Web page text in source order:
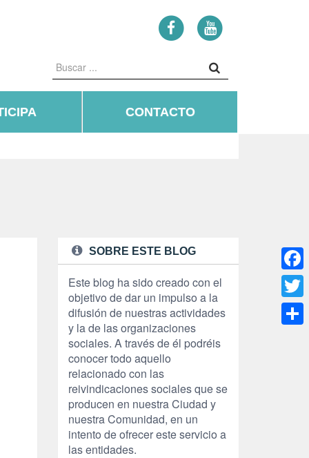
CONTACTO
SOBRE ESTE BLOG
Este blog ha sido creado con el
objetivo de dar un impulso a la
difusión de nuestras actividades
y la de las organizaciones
sociales. A través de él podréis
conocer todo aquello
relacionado con las
reivindicaciones sociales que se
producen en nuestra Ciudad y
nuestra Comunidad, en un
intento de ofrecer este servicio a
las entidades.